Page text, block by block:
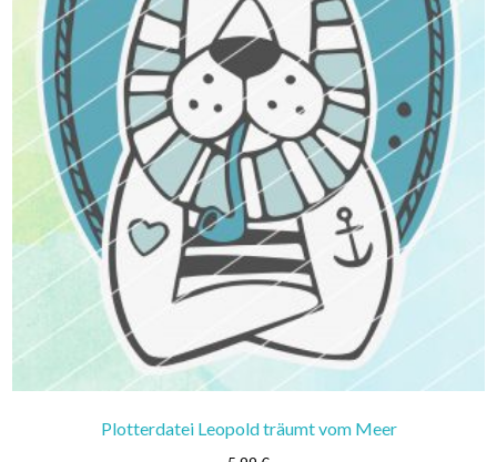
Plotterdatei Leopold träumt vom Meer